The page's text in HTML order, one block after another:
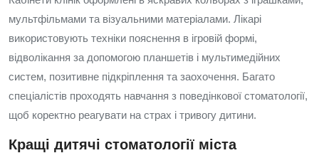
мультфільмами та візуальними матеріалами. Лікарі
використовують техніки пояснення в ігровій формі,
відволікання за допомогою планшетів і мультимедійних
систем, позитивне підкріплення та заохочення. Багато
спеціалістів проходять навчання з поведінкової стоматології,
щоб коректно реагувати на страх і тривогу дитини.
Кращі дитячі стоматології міста